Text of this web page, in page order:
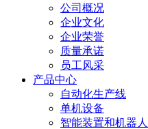
公司概况
企业文化
企业荣誉
质量承诺
员工风采
产品中心
自动化生产线
单机设备
智能装置和机器人